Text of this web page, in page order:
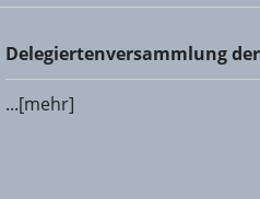
Delegiertenversammlung der
Delegiertenversammlung
...[mehr]